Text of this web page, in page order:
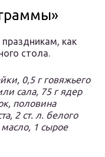
как
стола.
0,5 г говяжьего
сала, 75 г ядер
половина
2 ст. л. белого
1 сырое